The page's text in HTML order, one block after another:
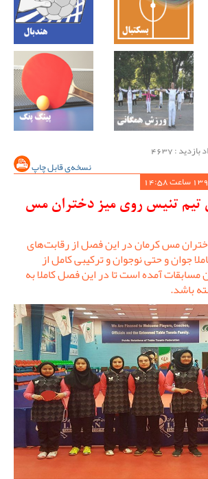
نسخه‌ی قابل چاپ
تیم تنیس روی میز دختران مس
مس کرمان در این فصل از رقابت‌های
جوان و حتی نوجوان و ترکیبی کامل از
مسابقات آمده است تا در این فصل کاملا به
باشد.